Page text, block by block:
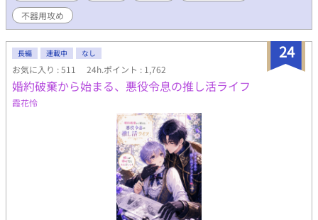
焼きたてのミルクパン、焦がしバター塩パン、森苺のジャムパ
ン。 ようやく手に入れた平穏なスローライフ。 ……のはずだっ
団長アゼル・グレイヴ。 無口。 無表情。 目つきが怖い。 なのに
彼は、毎朝誰より早く店に来て、ノアのパンを大量に買ってい
く。 「今日も来たんですか？」 「来た」 「昨日も一昨日も来まし
たよね」 「明日も来る」 ノアは思った。 この人、よほどパンが
好きなんだな、と。 しかしアゼルが見ているのは、パンだけでは
なかった。 ノアが疲れていれば黙って手伝い、王都からの嫌がら
せには無表情で圧をかけ、元婚約者の王子が現れれば静かに剣の
柄へ手を置く。 「この店に手を出すな。ノアにもだ」 パン目当て
だと思い込む悪役令息と、店主ごと囲い込みたい冷血騎士団長。
婚約破棄から始まる、飯テロ異世界BLラブコメ。
不器用攻め
24
長編 連載中 なし
お気に入り : 511 24h.ポイント : 1,762
婚約破棄から始まる、悪役令息の推し活ライフ
霞花怜